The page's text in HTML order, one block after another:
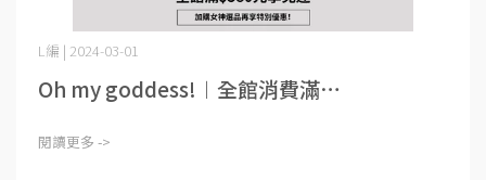
L編 | 2024-03-01
Oh my goddess!︱全館消費滿⋯
閱讀更多 ->